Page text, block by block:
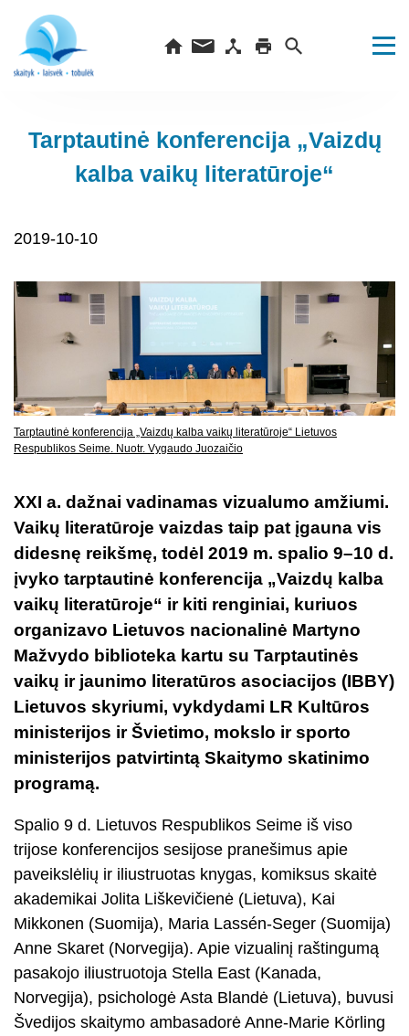
Tarptautinė konferencija „Vaizdų
kalba vaikų literatūroje“
2019-10-10
Tarptautinė konferencija „Vaizdų kalba vaikų literatūroje“ Lietuvos
Respublikos Seime. Nuotr. Vygaudo Juozaičio
XXI a. dažnai vadinamas vizualumo amžiumi.
Vaikų literatūroje vaizdas taip pat įgauna vis
didesnę reikšmę, todėl 2019 m. spalio 9–10 d.
įvyko tarptautinė konferencija „Vaizdų kalba
vaikų literatūroje“ ir kiti renginiai, kuriuos
organizavo Lietuvos nacionalinė Martyno
Mažvydo biblioteka kartu su Tarptautinės
vaikų ir jaunimo literatūros asociacijos (IBBY)
Lietuvos skyriumi, vykdydami LR Kultūros
ministerijos ir Švietimo, mokslo ir sporto
ministerijos patvirtintą Skaitymo skatinimo
programą.
Spalio 9 d. Lietuvos Respublikos Seime iš viso
trijose konferencijos sesijose pranešimus apie
paveikslėlių ir iliustruotas knygas, komiksus skaitė
akademikai Jolita Liškevičienė (Lietuva), Kai
Mikkonen (Suomija), Maria Lassén-Seger (Suomija)
Anne Skaret (Norvegija). Apie vizualinį raštingumą
pasakojo iliustruotoja Stella East (Kanada,
Norvegija), psichologė Asta Blandė (Lietuva), buvusi
Švedijos skaitymo ambasadorė Anne-Marie Körling